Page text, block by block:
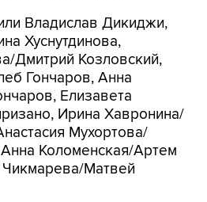
Владислав Дикиджи,
Хуснутдинова,
Дмитрий Козловский,
Гончаров, Анна
Елизавета
Ирина Хавронина/
Мухортова/
Коломенская/Артем
Матвей